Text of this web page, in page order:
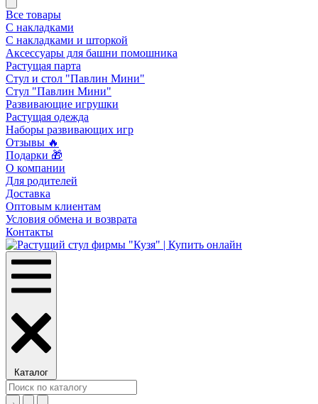
Все товары
С накладками
С накладками и шторкой
Аксессуары для башни помошника
Растущая парта
Стул и стол "Павлин Мини"
Стул "Павлин Мини"
Развивающие игрушки
Растущая одежда
Наборы развивающих игр
Отзывы 🔥
Подарки 🎁
О компании
Для родителей
Доставка
Оптовым клиентам
Условия обмена и возврата
Контакты
Каталог